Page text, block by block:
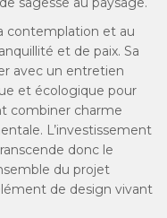
contemplation et au
et de paix. Sa
avec un entretien
et écologique pour
combiner charme
L’investissement
donc le
du projet
de design vivant